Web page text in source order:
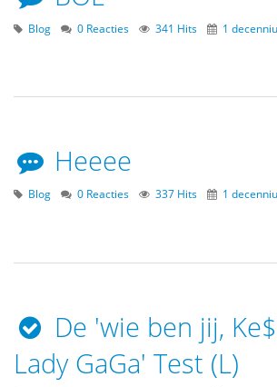
Blog 0 Reacties 341 Hits 1
Heeee
Blog 0 Reacties 337 Hits 1
De 'wie ben jij,
Lady GaGa' Test (L)